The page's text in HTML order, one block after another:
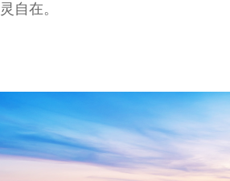
灵自在。